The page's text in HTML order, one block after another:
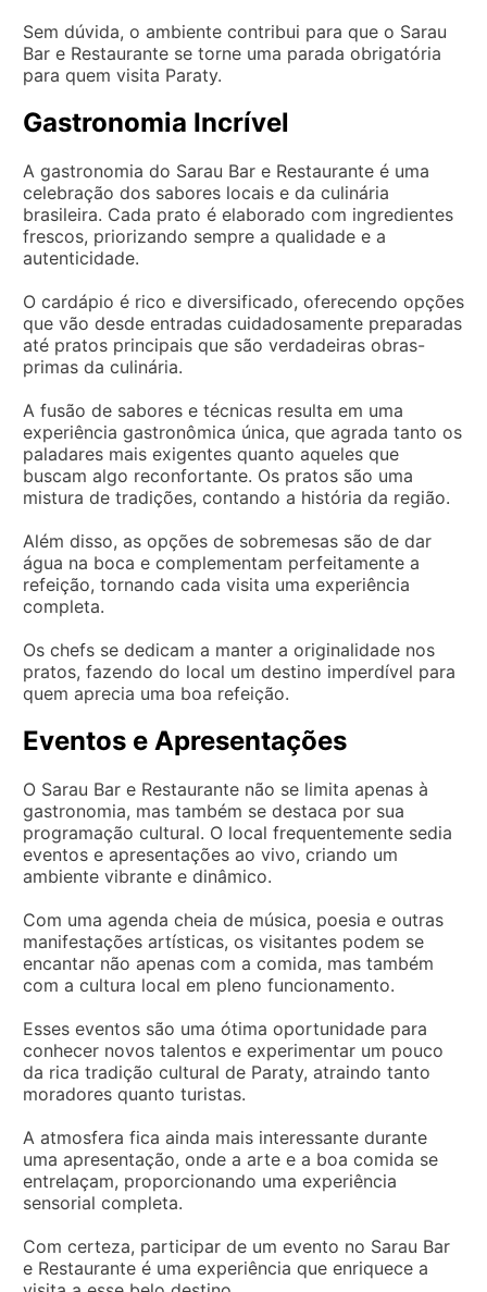
Sem dúvida, o ambiente contribui para que o Sarau
Bar e Restaurante se torne uma parada obrigatória
para quem visita Paraty.
Gastronomia Incrível
A gastronomia do Sarau Bar e Restaurante é uma
celebração dos sabores locais e da culinária
brasileira. Cada prato é elaborado com ingredientes
frescos, priorizando sempre a qualidade e a
autenticidade.
O cardápio é rico e diversificado, oferecendo opções
que vão desde entradas cuidadosamente preparadas
até pratos principais que são verdadeiras obras-
primas da culinária.
A fusão de sabores e técnicas resulta em uma
experiência gastronômica única, que agrada tanto os
paladares mais exigentes quanto aqueles que
buscam algo reconfortante. Os pratos são uma
mistura de tradições, contando a história da região.
Além disso, as opções de sobremesas são de dar
água na boca e complementam perfeitamente a
refeição, tornando cada visita uma experiência
completa.
Os chefs se dedicam a manter a originalidade nos
pratos, fazendo do local um destino imperdível para
quem aprecia uma boa refeição.
Eventos e Apresentações
O Sarau Bar e Restaurante não se limita apenas à
gastronomia, mas também se destaca por sua
programação cultural. O local frequentemente sedia
eventos e apresentações ao vivo, criando um
ambiente vibrante e dinâmico.
Com uma agenda cheia de música, poesia e outras
manifestações artísticas, os visitantes podem se
encantar não apenas com a comida, mas também
com a cultura local em pleno funcionamento.
Esses eventos são uma ótima oportunidade para
conhecer novos talentos e experimentar um pouco
da rica tradição cultural de Paraty, atraindo tanto
moradores quanto turistas.
A atmosfera fica ainda mais interessante durante
uma apresentação, onde a arte e a boa comida se
entrelaçam, proporcionando uma experiência
sensorial completa.
Com certeza, participar de um evento no Sarau Bar
e Restaurante é uma experiência que enriquece a